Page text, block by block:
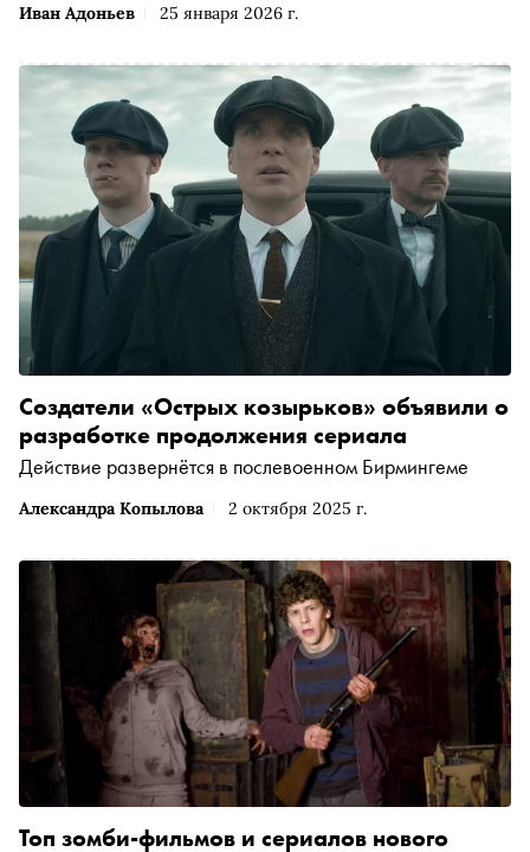
Иван Адоньев 25 января 2026 г.
Александра Копылова 2 октября 2025 г.
Создатели «Острых козырьков» объявили о
разработке продолжения сериала
Действие развернётся в послевоенном Бирмингеме
Топ зомби-фильмов и сериалов нового